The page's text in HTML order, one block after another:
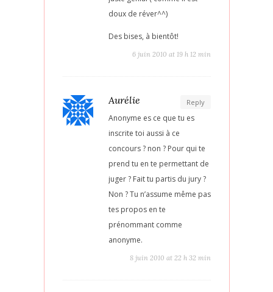
doux de réver^^)
Des bises, à bientôt!
6 juin 2010 at 19 h 12 min
Reply
Aurélie
Anonyme es ce que tu es
inscrite toi aussi à ce
concours ? non ? Pour qui te
prend tu en te permettant de
juger ? Fait tu partis du jury ?
Non ? Tu n’assume même pas
tes propos en te
prénommant comme
anonyme.
8 juin 2010 at 22 h 32 min